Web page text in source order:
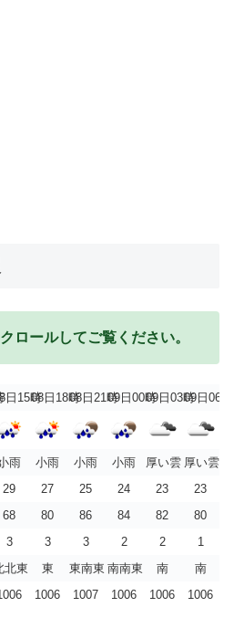
ロールしてご覧ください。
日15時08日18時08日21時09日00時09日03時09日06時
雨 小雨 小雨 小雨 厚い雲 厚い雲
29 27 25 24 23
23
68 80 86 84 82
80
3 3 3 2 2
1
北東 東 東南東 南南東 南
南
1006 1007 1006 1006 1006